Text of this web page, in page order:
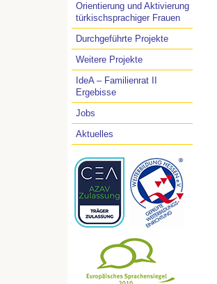
Orientierung und Aktivierung
türkischsprachiger Frauen
Durchgeführte Projekte
Weitere Projekte
IdeA – Familienrat II
Ergebisse
Jobs
Aktuelles